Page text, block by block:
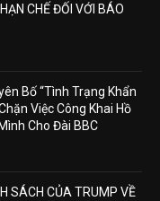
CHẾ ĐỐI VỚI BÁO
Bố “Tình Trạng Khẩn
Việc Công Khai Hồ
Cho Đài BBC
SÁCH CỦA TRUMP VỀ